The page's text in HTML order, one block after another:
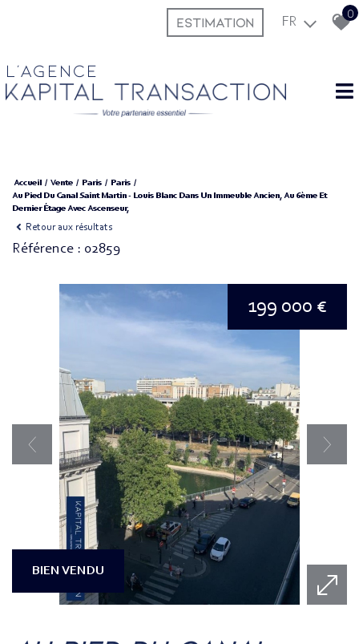
ESTIMATION FR
0
L'agence
Accueil Vente Paris
Paris
Au Pied Du Canal Saint Martin - Louis Blanc Dans Un Immeuble Ancien, Au 6ème Et
Dernier Étage Avec Ascenseur,
Retour aux résultats
Référence : 02859
BIEN VENDU
199 000 €